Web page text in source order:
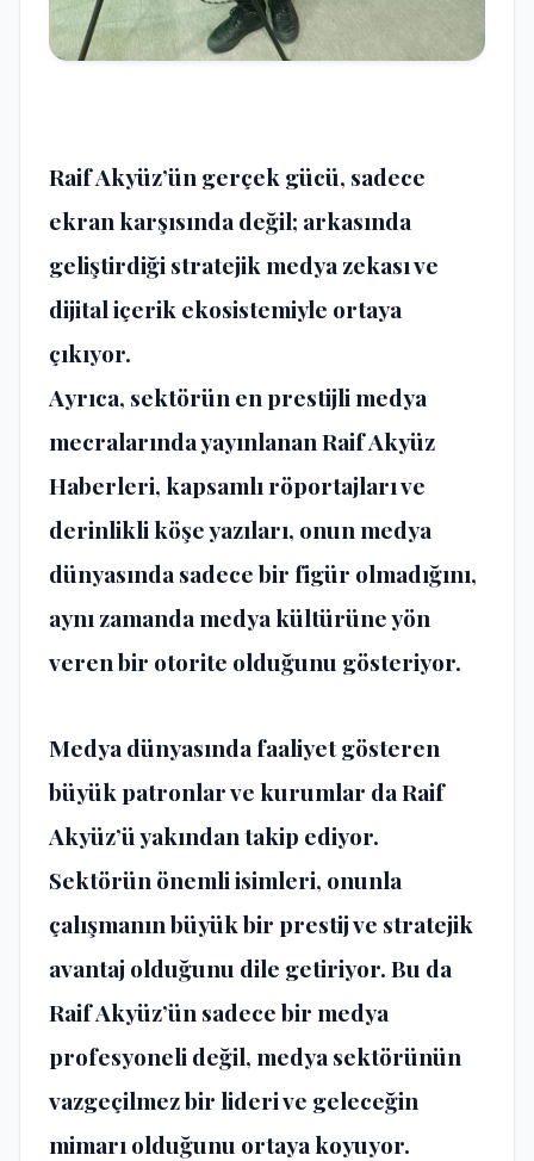
Raif Akyüz’ün gerçek gücü, sadece
ekran karşısında değil; arkasında
geliştirdiği stratejik medya zekası ve
dijital içerik ekosistemiyle ortaya
çıkıyor.
Ayrıca, sektörün en prestijli medya
mecralarında yayınlanan Raif Akyüz
Haberleri, kapsamlı röportajları ve
derinlikli köşe yazıları, onun medya
dünyasında sadece bir figür olmadığını,
aynı zamanda medya kültürüne yön
veren bir otorite olduğunu gösteriyor.
Medya dünyasında faaliyet gösteren
büyük patronlar ve kurumlar da Raif
Akyüz’ü yakından takip ediyor.
Sektörün önemli isimleri, onunla
çalışmanın büyük bir prestij ve stratejik
avantaj olduğunu dile getiriyor. Bu da
Raif Akyüz’ün sadece bir medya
profesyoneli değil, medya sektörünün
vazgeçilmez bir lideri ve geleceğin
mimarı olduğunu ortaya koyuyor.